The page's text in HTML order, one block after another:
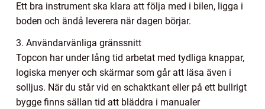
Ett bra instrument ska klara att följa med i bilen, ligga i
boden och ändå leverera när dagen börjar.
3. Användarvänliga gränssnitt
Topcon har under lång tid arbetat med tydliga knappar,
logiska menyer och skärmar som går att läsa även i
solljus. När du står vid en schaktkant eller på ett bullrigt
bygge finns sällan tid att bläddra i manualer